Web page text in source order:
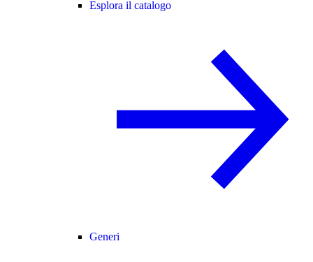
Esplora il catalogo
Generi